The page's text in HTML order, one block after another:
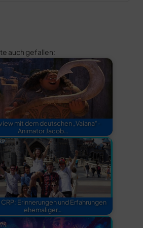
auch gefallen:
mit dem deutschen „Vaiana“-
Animator Jacob…
Erinnerungen und Erfahrungen
ehemaliger…